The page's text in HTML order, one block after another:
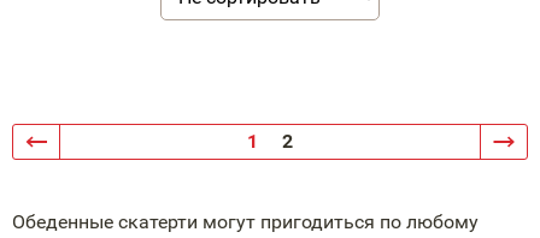
1 2
Обеденные скатерти могут пригодиться по любому